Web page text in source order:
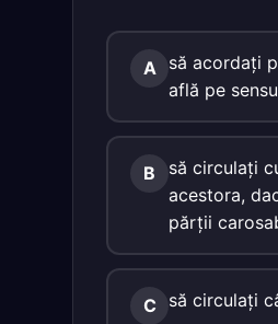
A
să acordaţi
află pe
B
să circulaţi
acestora,
părţii
C să circulaţi